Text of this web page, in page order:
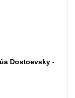
Dostoevsky -